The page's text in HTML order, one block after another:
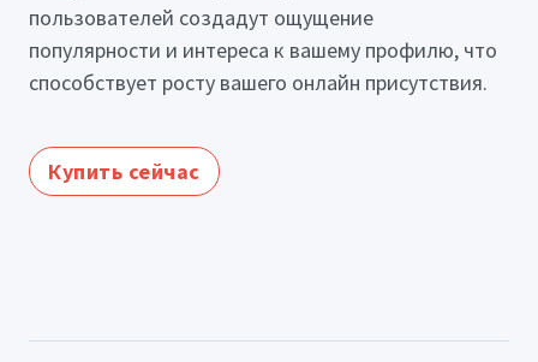
пользователей создадут ощущение
популярности и интереса к вашему профилю, что
способствует росту вашего онлайн присутствия.
Купить сейчас